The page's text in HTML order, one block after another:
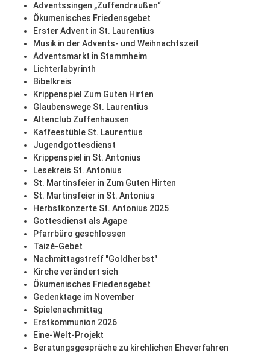
Adventssingen „Zuffendraußen“
Ökumenisches Friedensgebet
Erster Advent in St. Laurentius
Musik in der Advents- und Weihnachtszeit
Adventsmarkt in Stammheim
Lichterlabyrinth
Bibelkreis
Krippenspiel Zum Guten Hirten
Glaubenswege St. Laurentius
Altenclub Zuffenhausen
Kaffeestüble St. Laurentius
Jugendgottesdienst
Krippenspiel in St. Antonius
Lesekreis St. Antonius
St. Martinsfeier in Zum Guten Hirten
St. Martinsfeier in St. Antonius
Herbstkonzerte St. Antonius 2025
Gottesdienst als Agape
Pfarrbüro geschlossen
Taizé-Gebet
Nachmittagstreff "Goldherbst"
Kirche verändert sich
Ökumenisches Friedensgebet
Gedenktage im November
Spielenachmittag
Erstkommunion 2026
Eine-Welt-Projekt
Beratungsgespräche zu kirchlichen Eheverfahren